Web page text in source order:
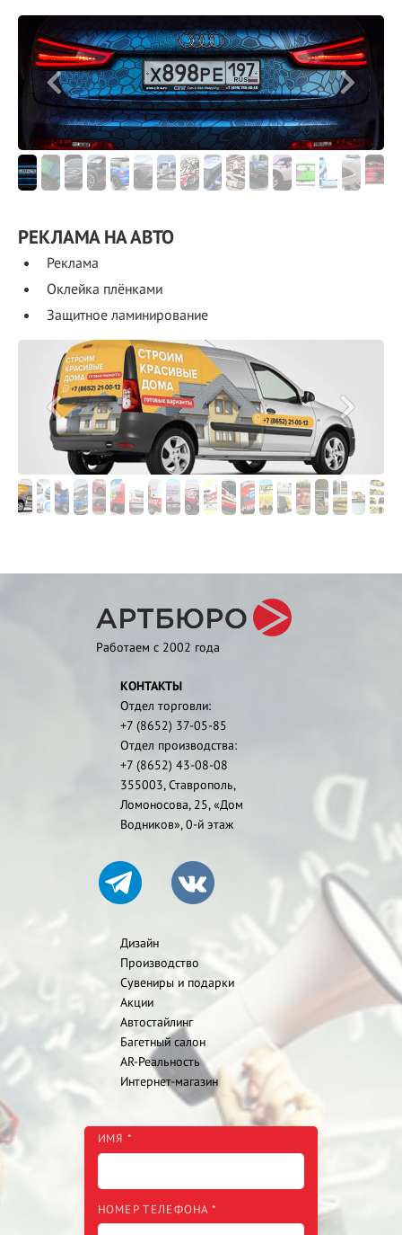
РЕКЛАМА НА АВТО
Реклама
Оклейка плёнками
Защитное ламинирование
Работаем с 2002 года
Дизайн
Производство
Сувениры и подарки
Акции
Автостайлинг
Багетный салон
AR-Реальность
Интернет-магазин
КОНТАКТЫ
Отдел торговли:
+7 (8652) 37-05-85
Отдел производства:
+7 (8652) 43-08-08
355003, Ставрополь,
Ломоносова, 25, «Дом
Водников», 0-й этаж
ИМЯ *
НОМЕР ТЕЛЕФОНА *